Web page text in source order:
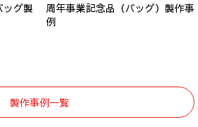
ッグ製
周年事業記念品（バッグ）製作事
例
製作事例一覧